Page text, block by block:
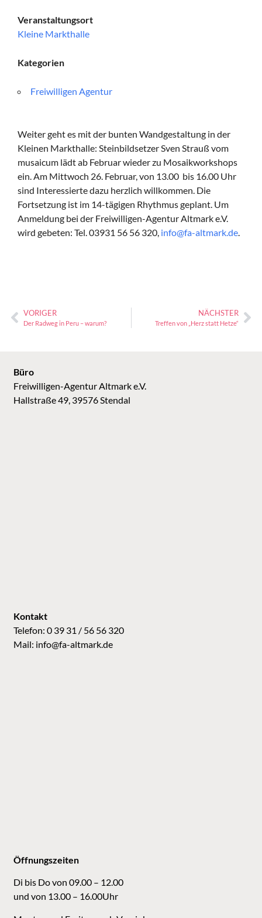
Veranstaltungsort
Kleine Markthalle
Kategorien
Freiwilligen Agentur
Weiter geht es mit der bunten Wandgestaltung in der
Kleinen Markthalle: Steinbildsetzer Sven Strauß vom
musaicum lädt ab Februar wieder zu Mosaikworkshops
ein. Am Mittwoch 26. Februar, von 13.00 bis 16.00 Uhr
sind Interessierte dazu herzlich willkommen. Die
Fortsetzung ist im 14-tägigen Rhythmus geplant. Um
Anmeldung bei der Freiwilligen-Agentur Altmark e.V.
wird gebeten: Tel. 03931 56 56 320, info@fa-altmark.de
VORIGER
Der Radweg in Peru – warum?
NÄCHSTER
Treffen von „Herz statt Hetze“
Öffnungszeiten
Di bis Do von 09.00 – 12.00
und von 13.00 – 16.00Uhr
Kontakt
Telefon: 0 39 31 / 56 56 320
Mail: info@fa-altmark.de
Büro
Freiwilligen-Agentur Altmark e.V.
Hallstraße 49, 39576 Stendal